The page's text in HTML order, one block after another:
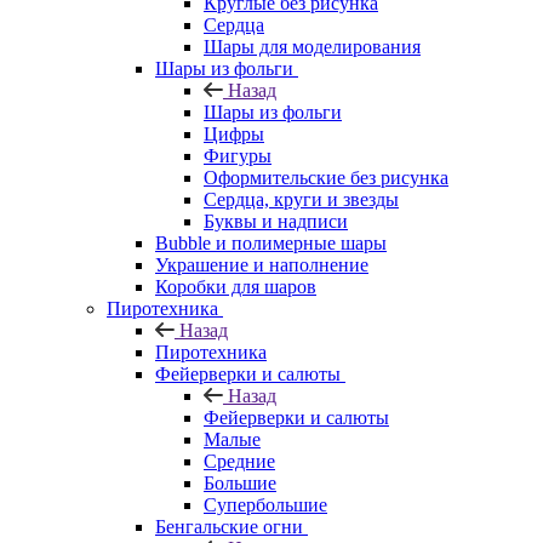
Сердца
Шары для моделирования
Шары из фольги
Назад
Шары из фольги
Цифры
Фигуры
Оформительские без рисунка
Сердца, круги и звезды
Буквы и надписи
Bubble и полимерные шары
Украшение и наполнение
Коробки для шаров
Пиротехника
Назад
Пиротехника
Фейерверки и салюты
Назад
Фейерверки и салюты
Малые
Средние
Большие
Супербольшие
Бенгальские огни